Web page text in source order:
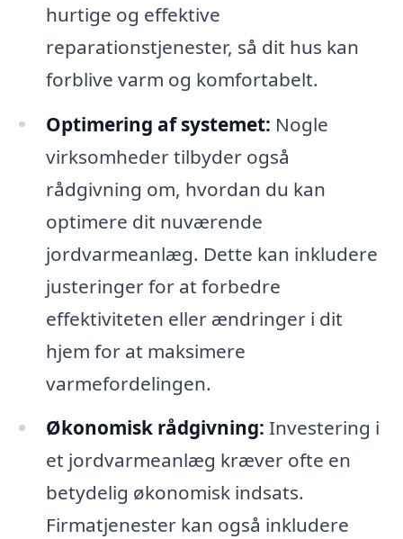
hurtige og effektive
reparationstjenester, så dit hus kan
forblive varm og komfortabelt.
Optimering af systemet: Nogle
virksomheder tilbyder også
rådgivning om, hvordan du kan
optimere dit nuværende
jordvarmeanlæg. Dette kan inkludere
justeringer for at forbedre
effektiviteten eller ændringer i dit
hjem for at maksimere
varmefordelingen.
Økonomisk rådgivning: Investering i
et jordvarmeanlæg kræver ofte en
betydelig økonomisk indsats.
Firmatjenester kan også inkludere